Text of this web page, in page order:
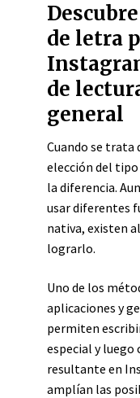
de letra
de
general
Cuando se trata
elección del tipo
la diferencia.
usar diferentes
nativa, existen
lograrlo.
Uno de los
aplicaciones y
permiten
especial y luego
resultante en
amplían las